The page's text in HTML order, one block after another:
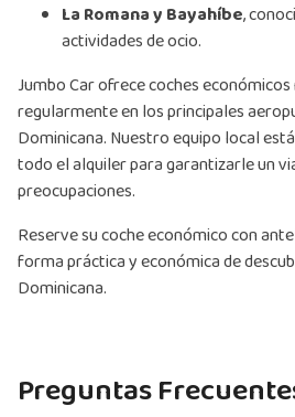
La Romana y Bayahíbe,
actividades de ocio.
Jumbo Car ofrece coches
regularmente en los principales
Dominicana. Nuestro equipo local
todo el alquiler para garantizarle un
preocupaciones.
Reserve su coche económico con
forma práctica y económica de
Dominicana.
Preguntas